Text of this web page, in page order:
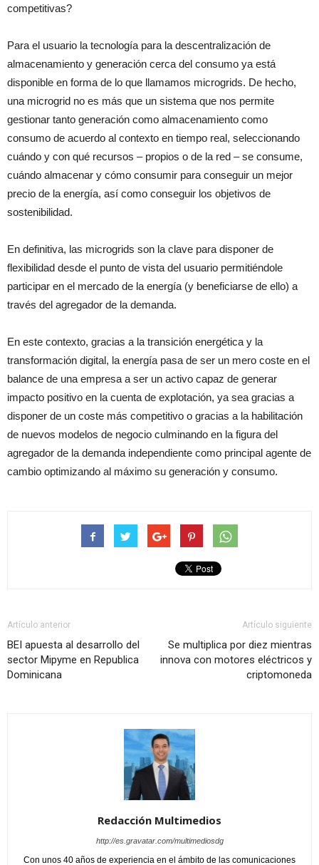
competitivas?
Para el usuario la tecnología para la descentralización de
almacenamiento y generación cerca del consumo ya está
disponible en forma de lo que llamamos microgrids. De hecho,
una microgrid no es más que un sistema que nos permite
gestionar tanto generación como almacenamiento como
consumo de acuerdo al contexto en tiempo real, seleccionando
cuándo y con qué recursos – propios o de la red – se consume,
cuándo almacenar y cómo consumir para conseguir un mejor
precio de la energía, así como conseguir los objetivos de
sostenibilidad.
En definitiva, las microgrids son la clave para disponer de
flexibilidad desde el punto de vista del usuario permitiéndole
participar en el mercado de la energía (y beneficiarse de ello) a
través del agregador de la demanda.
En este contexto, gracias a la transición energética y la
transformación digital, la energía pasa de ser un mero coste en el
balance de una empresa a ser un activo capaz de generar
impacto positivo en la cuenta de explotación, ya sea gracias a
disponer de un coste más competitivo o gracias a la habilitación
de nuevos modelos de negocio culminando en la figura del
agregador de la demanda independiente como principal agente de
cambio optimizando al máximo su generación y consumo.
Artículo anterior
BEI apuesta al desarrollo del
sector Mipyme en Republica
Dominicana
Artículo siguiente
Se multiplica por diez mientras
innova con motores eléctricos y
criptomoneda
Redacción Multimedios
http://es.gravatar.com/multimediosdg
Con unos 40 años de experiencia en el ámbito de las comunicaciones